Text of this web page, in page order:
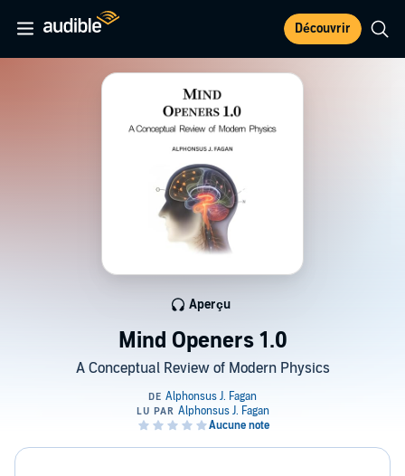
Découvrir
Mind Openers 1.0
A Conceptual Review of Modern Physics
Aperçu